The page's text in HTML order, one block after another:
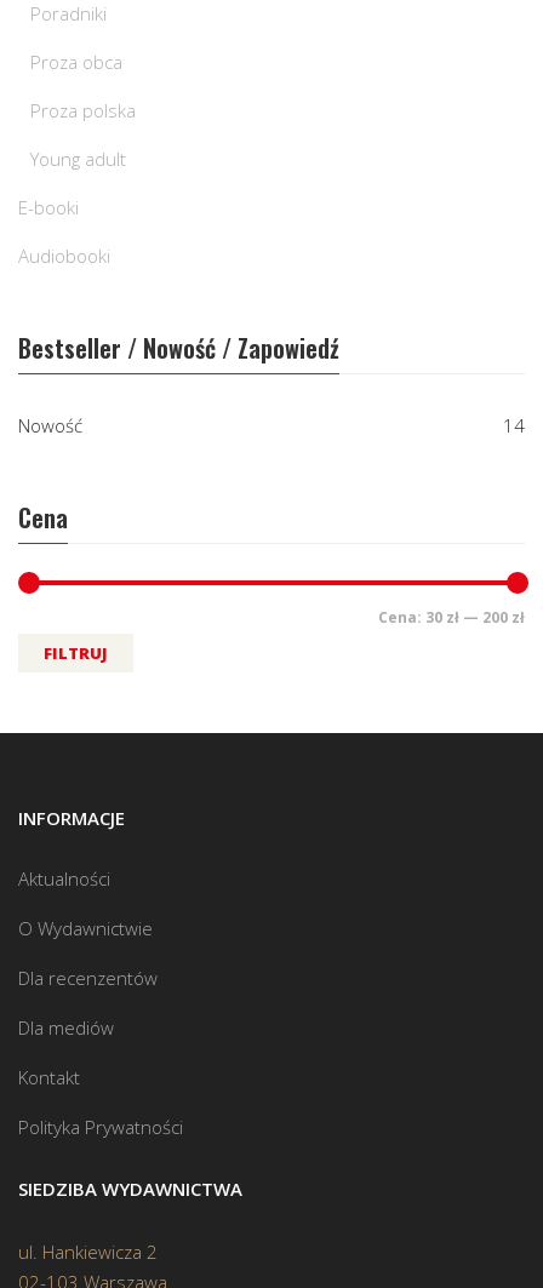
Poradniki
Proza obca
Proza polska
Young adult
E-booki
Audiobooki
Bestseller / Nowość / Zapowiedź
Nowość 14
Cena
FILTRUJ
Cena: 30 zł — 200 zł
INFORMACJE
Aktualności
O Wydawnictwie
Dla recenzentów
Dla mediów
Kontakt
Polityka Prywatności
SIEDZIBA WYDAWNICTWA
ul. Hankiewicza 2
02-103 Warszawa